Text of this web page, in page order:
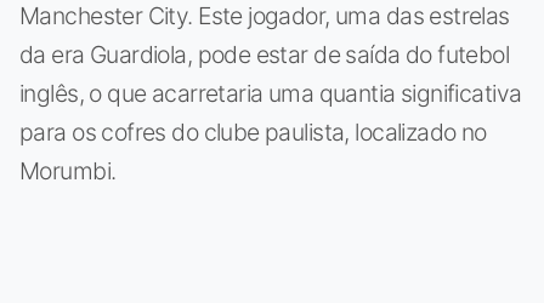
Manchester City. Este jogador, uma das estrelas
da era Guardiola, pode estar de saída do futebol
inglês, o que acarretaria uma quantia significativa
para os cofres do clube paulista, localizado no
Morumbi.